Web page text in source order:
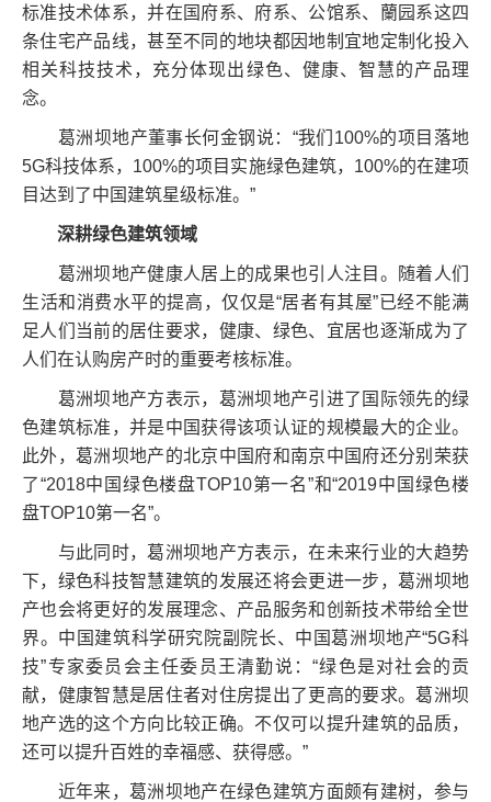
标准技术体系，并在国府系、府系、公馆系、蘭园系这四
条住宅产品线，甚至不同的地块都因地制宜地定制化投入
相关科技技术，充分体现出绿色、健康、智慧的产品理
念。
葛洲坝地产董事长何金钢说：“我们100%的项目落地
5G科技体系，100%的项目实施绿色建筑，100%的在建项
目达到了中国建筑星级标准。”
深耕绿色建筑领域
葛洲坝地产健康人居上的成果也引人注目。随着人们
生活和消费水平的提高，仅仅是“居者有其屋”已经不能满
足人们当前的居住要求，健康、绿色、宜居也逐渐成为了
人们在认购房产时的重要考核标准。
葛洲坝地产方表示，葛洲坝地产引进了国际领先的绿
色建筑标准，并是中国获得该项认证的规模最大的企业。
此外，葛洲坝地产的北京中国府和南京中国府还分别荣获
了“2018中国绿色楼盘TOP10第一名”和“2019中国绿色楼
盘TOP10第一名”。
与此同时，葛洲坝地产方表示，在未来行业的大趋势
下，绿色科技智慧建筑的发展还将会更进一步，葛洲坝地
产也会将更好的发展理念、产品服务和创新技术带给全世
界。中国建筑科学研究院副院长、中国葛洲坝地产“5G科
技”专家委员会主任委员王清勤说：“绿色是对社会的贡
献，健康智慧是居住者对住房提出了更高的要求。葛洲坝
地产选的这个方向比较正确。不仅可以提升建筑的品质，
还可以提升百姓的幸福感、获得感。”
近年来，葛洲坝地产在绿色建筑方面颇有建树，参与